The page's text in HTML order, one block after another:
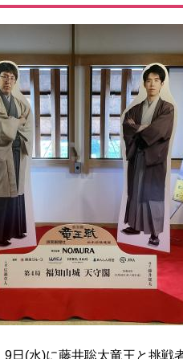
9日(水)に藤井聡太竜王と挑